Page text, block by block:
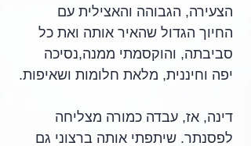
הצעירה, הגבוהה והאצילית עם
החיוך הגדול שהאיר אותה ואת כל
סביבתה, והוקסמתי ממנה,נסיכה
יפה וחיננית, מלאת חלומות ושאיפות.
דינה, אז, עבדה כמורה מצליחה
לפסנתר. שיתפתי אותה ברצוני גם